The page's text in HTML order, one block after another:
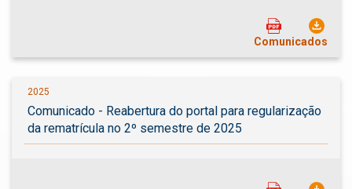
Comunicados
2025
Comunicado - Reabertura do portal para regularização
da rematrícula no 2º semestre de 2025